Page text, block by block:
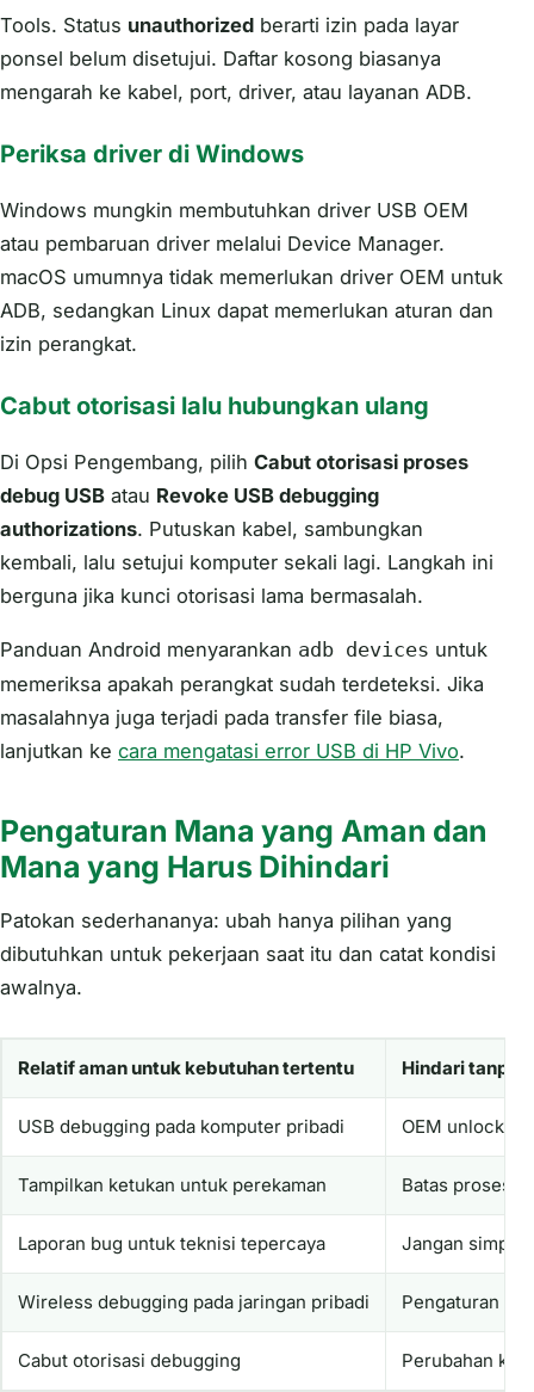
Tools. Status unauthorized berarti izin pada layar
ponsel belum disetujui. Daftar kosong biasanya
mengarah ke kabel, port, driver, atau layanan ADB.
Periksa driver di Windows
Windows mungkin membutuhkan driver USB OEM
atau pembaruan driver melalui Device Manager.
macOS umumnya tidak memerlukan driver OEM untuk
ADB, sedangkan Linux dapat memerlukan aturan dan
izin perangkat.
Cabut otorisasi lalu hubungkan ulang
Di Opsi Pengembang, pilih Cabut otorisasi proses
debug USB atau Revoke USB debugging
authorizations. Putuskan kabel, sambungkan
kembali, lalu setujui komputer sekali lagi. Langkah ini
berguna jika kunci otorisasi lama bermasalah.
Panduan Android menyarankan adb devices untuk
memeriksa apakah perangkat sudah terdeteksi. Jika
masalahnya juga terjadi pada transfer file biasa,
lanjutkan ke cara mengatasi error USB di HP Vivo.
Pengaturan Mana yang Aman dan
Mana yang Harus Dihindari
Patokan sederhananya: ubah hanya pilihan yang
dibutuhkan untuk pekerjaan saat itu dan catat kondisi
awalnya.
Relatif aman untuk kebutuhan tertentu Hindari tanpa
USB debugging pada komputer pribadi OEM unlocking
Tampilkan ketukan untuk perekaman Batas proses
Laporan bug untuk teknisi tepercaya Jangan
Wireless debugging pada jaringan pribadi Pengaturan
Cabut otorisasi debugging Perubahan